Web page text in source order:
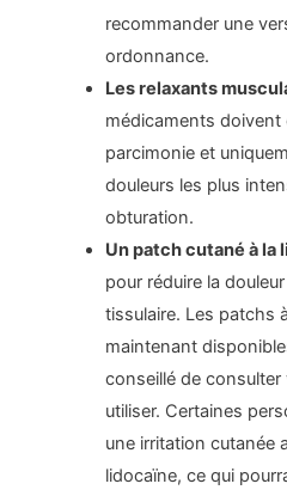
recommander une
ordonnance.
Les relaxants
médicaments doivent
parcimonie et
douleurs les plus
obturation.
Un patch cutané à la
pour réduire la
tissulaire. Les patchs
maintenant
conseillé de
utiliser. Certaines
une irritation cutanée
lidocaïne, ce qui